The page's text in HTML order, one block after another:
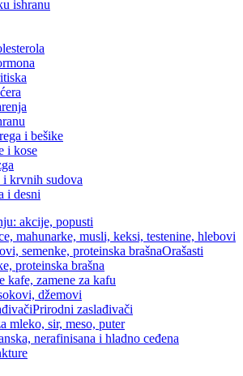
ishranu
i bešike
i kose
i krvnih sudova
i desni
akcije, popusti
mahunarke, musli, keksi, testenine, hlebovi
Orašasti
proteinska brašna
kafe, zamene za kafu
džemovi
Prirodni zaslađivači
mleko, sir, meso, puter
nerafinisana i hladno ceđena